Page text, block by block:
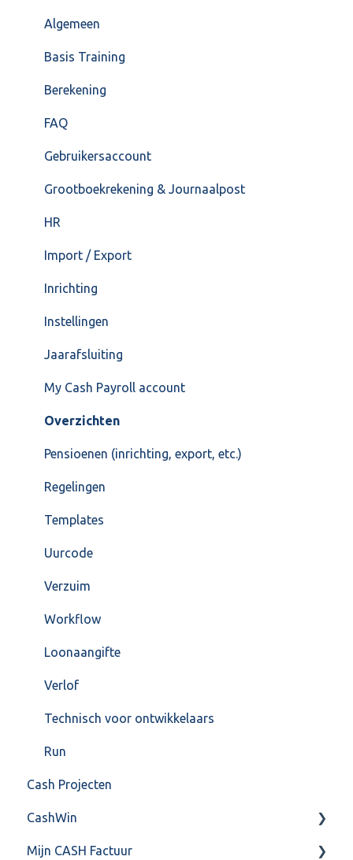
VoorraadService & Onderhoud
Jaarafsluiting
Salarisberekening
Overig
FAQ – Beëindiging CASH Lonen en overstap naar
Algemeen
Basis Training
Berekening
FAQ
Gebruikersaccount
Grootboekrekening & Journaalpost
HR
Import / Export
Inrichting
Instellingen
Jaarafsluiting
My Cash Payroll account
Overzichten
Pensioenen (inrichting, export, etc.)
Regelingen
Templates
Uurcode
Verzuim
Workflow
Loonaangifte
Verlof
Technisch voor ontwikkelaars
Run
Cash Projecten
CashWin
Overig
Mijn CASH Factuur